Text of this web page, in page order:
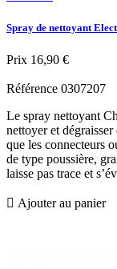
Spray de nettoyant
Prix 16,90 €
Référence 0307207
Le spray nettoyant
nettoyer et
que les connecteurs
de type poussière,
laisse pas trace et
 Ajouter au panier